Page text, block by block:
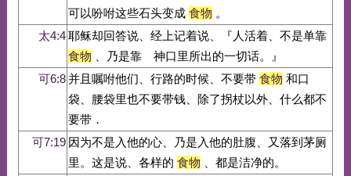
可以吩咐这些石头变成 食物 。
太4:4耶稣却回答说、经上记着说、『人活着、不是单靠
食物 、乃是靠 神口里所出的一切话。』
可6:8并且嘱咐他们、行路的时候、不要带 食物 和口
袋、腰袋里也不要带钱、除了拐杖以外、什么都不
要带．
可7:19 因为不是入他的心、乃是入他的肚腹、又落到茅厕
里。这是说、各样的 食物 、都是洁净的。